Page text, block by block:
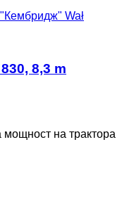
Wał
8,3 m
на трактора